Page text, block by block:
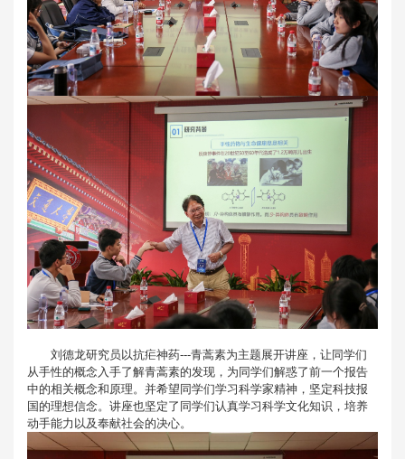
刘德龙研究员以抗疟神药---青蒿素为主题展开讲座，让同学们
从手性的概念入手了解青蒿素的发现，为同学们解惑了前一个报告
中的相关概念和原理。并希望同学们学习科学家精神，坚定科技报
国的理想信念。讲座也坚定了同学们认真学习科学文化知识，培养
动手能力以及奉献社会的决心。